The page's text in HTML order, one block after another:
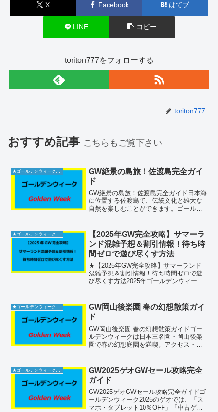
X Facebook はてブ
LINE コピー
toriton777をフォローする
toriton777
おすすめ記事 こちらもご覧下さい
GW絶景の島旅！佐渡島完全ガイ
ド
GW絶景の島旅！佐渡島完全ガイド日本海
に位置する佐渡島で、伝統文化と雄大な
自然を楽しむことができます。ゴールデ
コツを詳しくお伝えします。佐渡島の観
光拠点とは？佐渡観光交...
★ゴールデンウィーク2026
【2025年GW完全攻略】サマーラ
ンド混雑予想＆割引情報！待ち時
間ゼロで遊び尽くす方法
★【2025年GW完全攻略】サマーランド
混雑予想＆割引情報！待ち時間ゼロで遊
び尽くす方法2025年ゴールデンウィーク
し、入場待ちやアトラクション待ちが長
時間化し...
★ゴールデンウィーク2026
GW岡山後楽園 春の幻想散策ガイ
ド
GW岡山後楽園 春の幻想散策ガイドゴー
ルデンウィークは日本三名園・岡山後楽
園で春の幻想庭園を満喫。アクセス・拝
心の完全ガイドです。施設情報と所在地
特別名勝である岡山後楽...
GW2025ゲオGWセール攻略完全
ガイド
GW2025ゲオGWセール攻略完全ガイドゴ
ールデンウィーク2025のゲオでは、「ス
マホ・タブレット10％OFF」「中古ゲー